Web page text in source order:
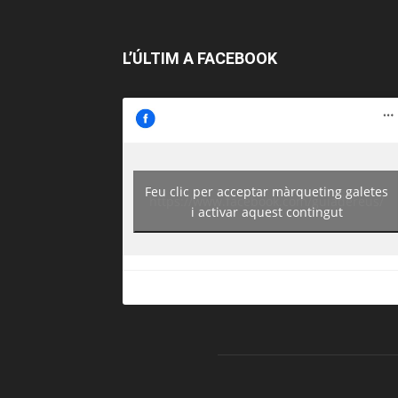
L’ÚLTIM A FACEBOOK
https://www.facebook.com/guiadereus/
Feu clic per acceptar màrqueting galetes
i activar aquest contingut